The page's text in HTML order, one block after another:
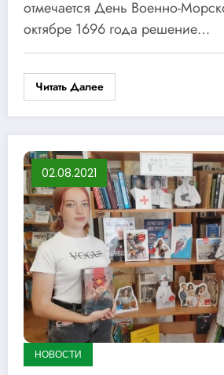
отмечается День Военно-
октябре 1696 года решение…
Читать Далее
02.08.2021
НОВОСТИ